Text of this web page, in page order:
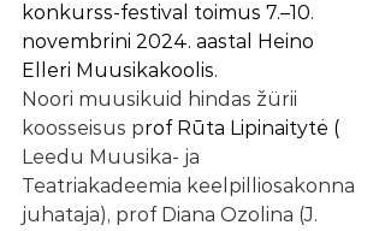
konkurss-festival toimus 7.–10.
novembrini 2024. aastal Heino
Elleri Muusikakoolis.
Noori muusikuid hindas žürii
koosseisus prof Rūta Lipinaitytė (
Leedu Muusika- ja
Teatriakadeemia keelpilliosakonna
juhataja), prof Diana Ozolina (J.